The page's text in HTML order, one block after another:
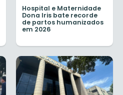
Hospital e Maternidade
Dona Iris bate recorde
de partos humanizados
em 2026